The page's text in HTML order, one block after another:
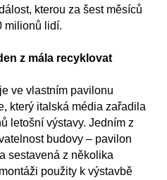
kterou za šest měsíců
milionů lidí.
z mála recyklovat
ve vlastním pavilonu
který italská média zařadila
letošní výstavy. Jedním z
budovy – pavilon
sestavená z několika
použity k výstavbě